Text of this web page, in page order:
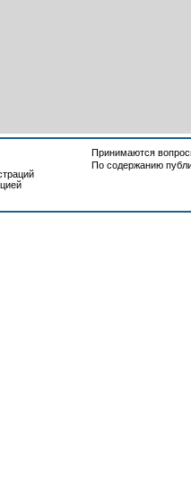
Принимаются
По содержанию